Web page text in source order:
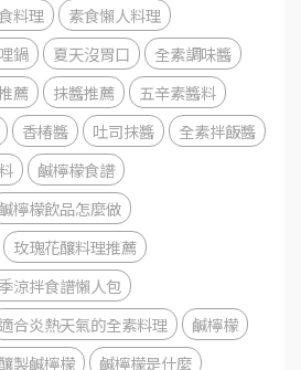
料理
素食懶人料理
鍋 夏天沒胃口
全素調味醬
薦 抹醬推薦
五辛素醬料
香椿醬 吐司抹醬
全素拌飯醬
鹹檸檬食譜
鹹檸檬飲品怎麼做
玫瑰花釀料理推薦
涼拌食譜懶人包
適合炎熱天氣的全素料理
鹹檸檬
製鹹檸檬
鹹檸檬是什麼